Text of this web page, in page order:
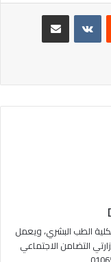
الطب البشري، ويعمل
التضامن الاجتماعي